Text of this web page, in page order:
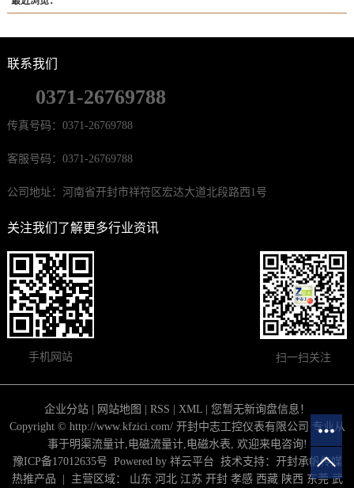
联系我们
0371-26769788
传真号码：0371-26769788
客服号码：0371-26769788
公司地址：河南省开封市祥符区宏达大道北段路西1号
关注我们了解更多行业资讯
手机网站 扫一扫关注
企业分站| 网站地图 RSS XML| 您暂无新询盘信息！
Copyright © http://www.kfzici.com/ 开封中志工控仪表有限公司 专业从
事于明渠流量计, 电磁流量计, 电磁水表 , 欢迎来电咨询!
豫ICP备17012635号 Powered by 祥云平台 技术支持： 开封承帆传媒
热推产品 | 主营区域： 山东 河北 江苏 开封 孝感 西藏 陕西 东莞 武